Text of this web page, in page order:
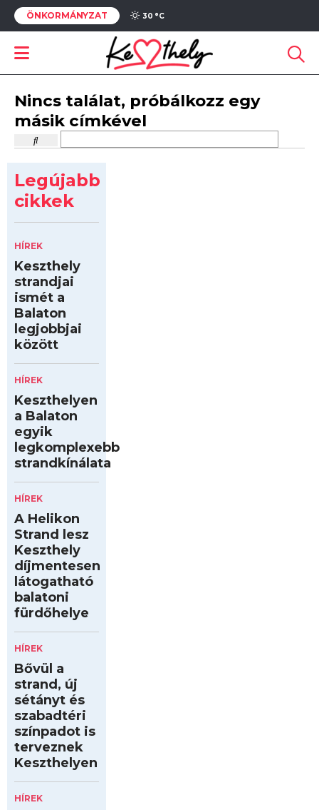
ÖNKORMÁNYZAT 30 °C
Nincs találat, próbálkozz egy
másik címkével
Legújabb
cikkek
HÍREK
Keszthely
strandjai
ismét a
Balaton
legjobbjai
között
HÍREK
Keszthelyen
a Balaton
egyik
legkomplexebb
strandkínálata
HÍREK
A Helikon
Strand lesz
Keszthely
díjmentesen
látogatható
balatoni
fürdőhelye
HÍREK
Bővül a
strand, új
sétányt és
szabadtéri
színpadot is
terveznek
Keszthelyen
HÍREK